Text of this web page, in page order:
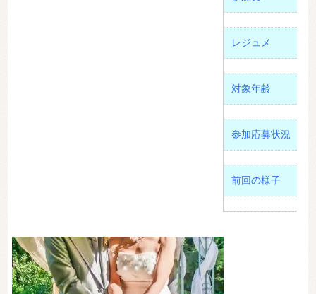
レジュメ
対象年齢
参加応募状況
前回の様子